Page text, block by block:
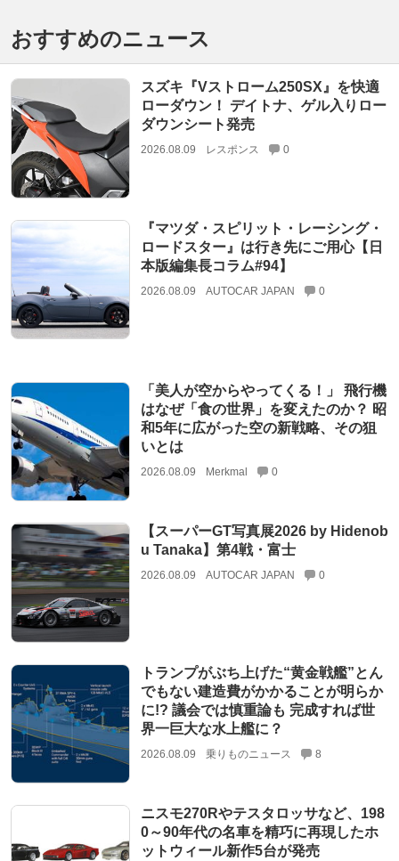
おすすめのニュース
スズキ『Vストローム250SX』を快適
ローダウン！ デイトナ、ゲル入りロー
ダウンシート発売
2026.08.09 レスポンス 0
『マツダ・スピリット・レーシング・
ロードスター』は行き先にご用心【日
本版編集長コラム#94】
2026.08.09 AUTOCAR JAPAN 0
「美人が空からやってくる！」 飛行機
はなぜ「食の世界」を変えたのか？ 昭
和5年に広がった空の新戦略、その狙
いとは
2026.08.09 Merkmal 0
【スーパーGT写真展2026 by Hidenob
u Tanaka】第4戦・富士
2026.08.09 AUTOCAR JAPAN 0
トランプがぶち上げた“黄金戦艦”とん
でもない建造費がかかることが明らか
に!? 議会では慎重論も 完成すれば世
界一巨大な水上艦に？
2026.08.09 乗りものニュース 8
ニスモ270Rやテスタロッサなど、198
0～90年代の名車を精巧に再現したホ
ットウィール新作5台が発売